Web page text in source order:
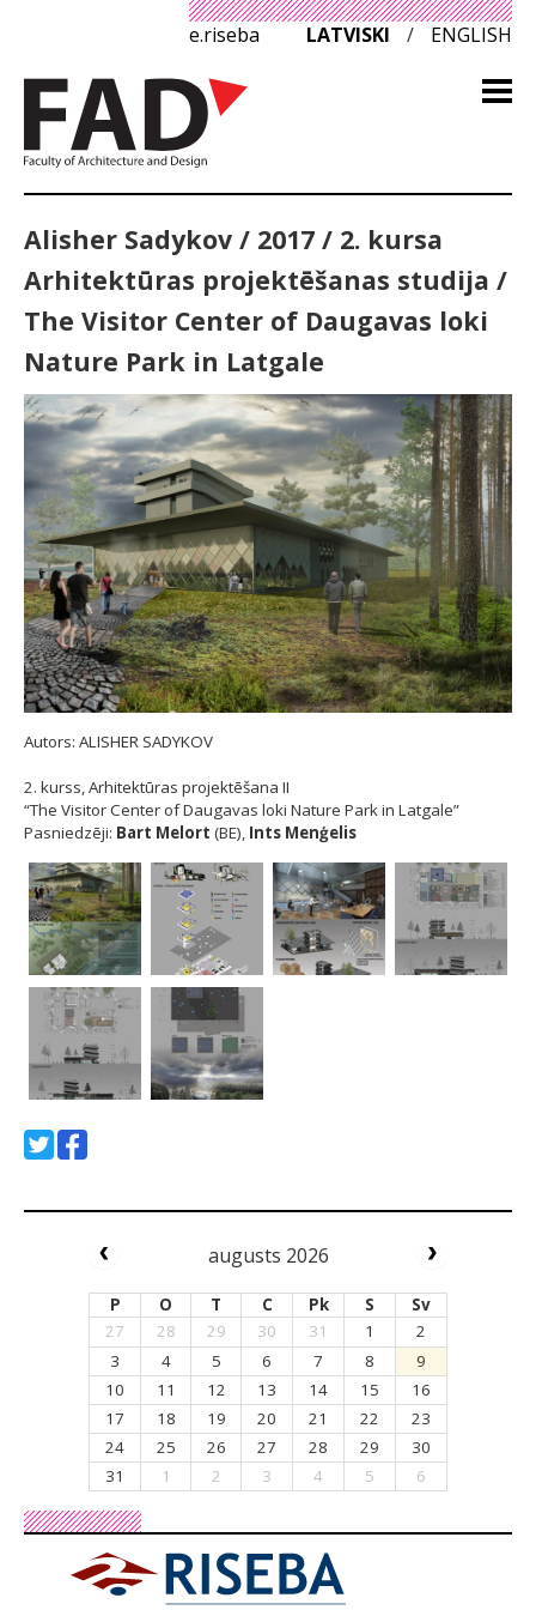
e.riseba LATVISKI / ENGLISH
Alisher Sadykov / 2017 / 2. kursa
Arhitektūras projektēšanas studija /
The Visitor Center of Daugavas loki
Nature Park in Latgale
Autors: ALISHER SADYKOV
2. kurss, Arhitektūras projektēšana II
“The Visitor Center of Daugavas loki Nature Park in Latgale”
Pasniedzēji: Bart Melort (BE), Ints Menģelis
augusts 2026
P O T C Pk S
Sv
27
28 29 30 31 1
2
3
4 5 6 7 8
9
10
11 12 13 14 15
16
17
18 19 20 21 22
23
24
25 26 27 28 29
30
31
1 2 3 4 5 6